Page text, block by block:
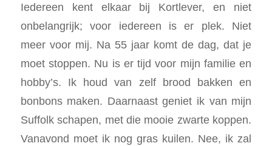
Iedereen kent elkaar bij Kortlever, en niet
onbelangrijk; voor iedereen is er plek. Niet
meer voor mij. Na 55 jaar komt de dag, dat je
moet stoppen. Nu is er tijd voor mijn familie en
hobby’s. Ik houd van zelf brood bakken en
bonbons maken. Daarnaast geniet ik van mijn
Suffolk schapen, met die mooie zwarte koppen.
Vanavond moet ik nog gras kuilen. Nee, ik zal